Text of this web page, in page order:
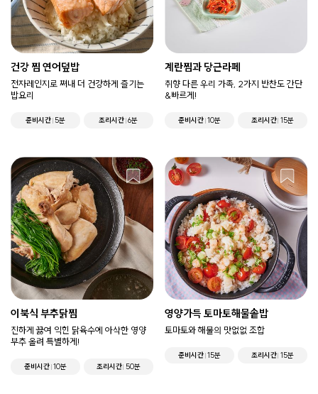
건강 찜 연어덮밥
전자레인지로 쪄내 더 건강하게 즐기는
밥요리
준비시간 5분 조리시간 6분
계란찜과 당근라페
취향 다른 우리 가족, 2가지 반찬도 간단
&빠르게!
준비시간 10분 조리시간 15분
이북식 부추닭찜
진하게 끓여 익힌 닭육수에 아삭한 영양
부추 올려 특별하게!
준비시간 10분 조리시간 50분
영양가득 토마토해물솥밥
토마토와 해물의 맛없없 조합
준비시간 15분 조리시간 15분